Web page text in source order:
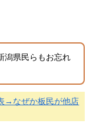
潟県民らもお忘れ
→なぜか板民が他店